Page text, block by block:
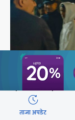
शेरबहादुर
ताजा अपडेट